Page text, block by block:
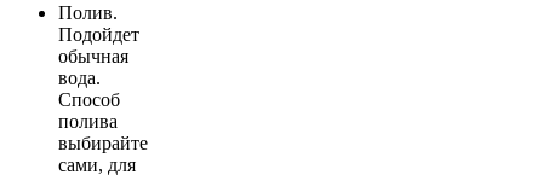
Полив.
Подойдет
обычная
вода.
Способ
полива
выбирайте
сами, для